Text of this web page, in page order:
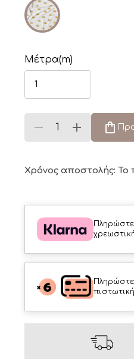
Μέτρα(m)
Χρόνος αποστολής: Το
Πληρώστε
Πληρώστε